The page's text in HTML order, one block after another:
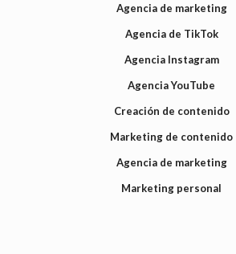
Agencia de marketing
Agencia de TikTok
Agencia Instagram
Agencia YouTube
Creación de contenido
Marketing de contenido
Agencia de marketing
Marketing personal